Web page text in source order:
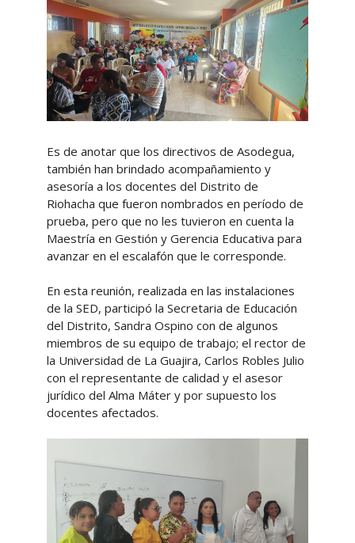
Es de anotar que los directivos de Asodegua,
también han brindado acompañamiento y
asesoría a los docentes del Distrito de
Riohacha que fueron nombrados en período de
prueba, pero que no les tuvieron en cuenta la
Maestría en Gestión y Gerencia Educativa para
avanzar en el escalafón que le corresponde.
En esta reunión, realizada en las instalaciones
de la SED, participó la Secretaria de Educación
del Distrito, Sandra Ospino con de algunos
miembros de su equipo de trabajo; el rector de
la Universidad de La Guajira, Carlos Robles Julio
con el representante de calidad y el asesor
jurídico del Alma Máter y por supuesto los
docentes afectados.